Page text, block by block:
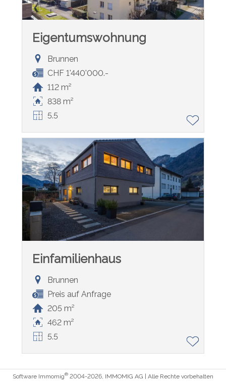
Eigentumswohnung
Brunnen
CHF 1'440'000.-
112 m²
838 m²
5.5
Einfamilienhaus
Brunnen
Preis auf Anfrage
205 m²
462 m²
5.5
Software Immomig® 2004-2026, IMMOMIG AG | Alle Rechte vorbehalten